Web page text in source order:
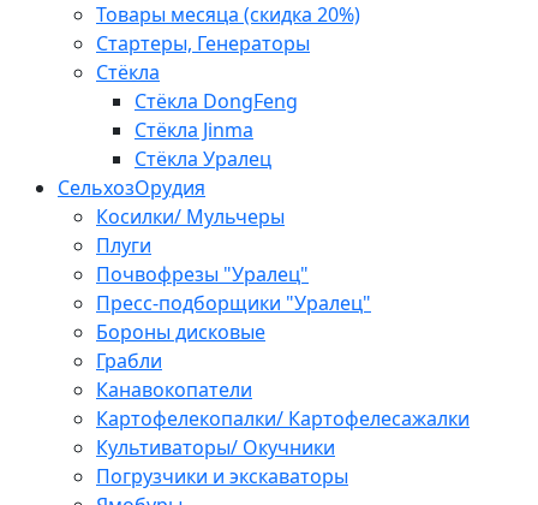
Товары месяца (скидка 20%)
Стартеры, Генераторы
Стёкла
Стёкла DongFeng
Стёкла Jinma
Стёкла Уралец
СельхозОрудия
Косилки/ Мульчеры
Плуги
Почвофрезы "Уралец"
Пресс-подборщики "Уралец"
Бороны дисковые
Грабли
Канавокопатели
Картофелекопалки/ Картофелесажалки
Культиваторы/ Окучники
Погрузчики и экскаваторы